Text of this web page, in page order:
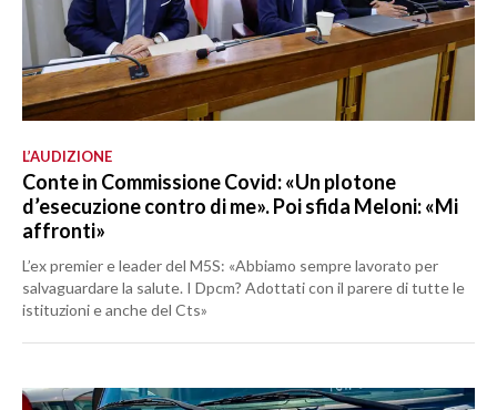
L’AUDIZIONE
Conte in Commissione Covid: «Un plotone
d’esecuzione contro di me». Poi sfida Meloni: «Mi
affronti»
L’ex premier e leader del M5S: «Abbiamo sempre lavorato per
salvaguardare la salute. I Dpcm? Adottati con il parere di tutte le
istituzioni e anche del Cts»